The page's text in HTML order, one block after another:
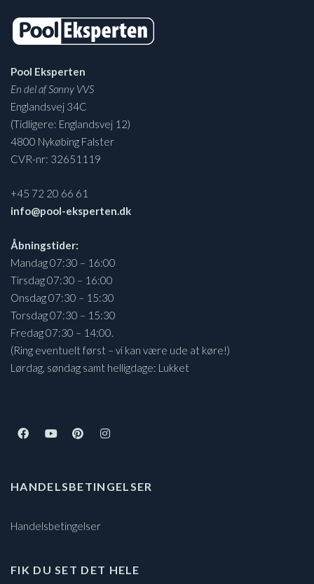
Pool Eksperten
En del af Sonny VVS
Englandsvej 34C
(Tidligere: Englandsvej 12)
4800 Nykøbing Falster
CVR-nr: 32651119
+45 72 20 66 61
info@pool-eksperten.dk
Åbningstider:
Mandag 07:30 – 16:00
Tirsdag 07:30 – 16:00
Onsdag 07:30 – 15:30
Torsdag 07:30 – 15:30
Fredag 07:30 – 14:00.
(Ring eventuelt først – vi kan være ude at køre!)
Lørdag, søndag samt helligdage: Lukket
HANDELSBETINGELSER
Handelsbetingelser
FIK DU SET DET HELE